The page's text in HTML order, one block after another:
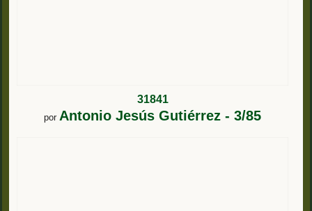
31841
por Antonio Jesús Gutiérrez - 3/85